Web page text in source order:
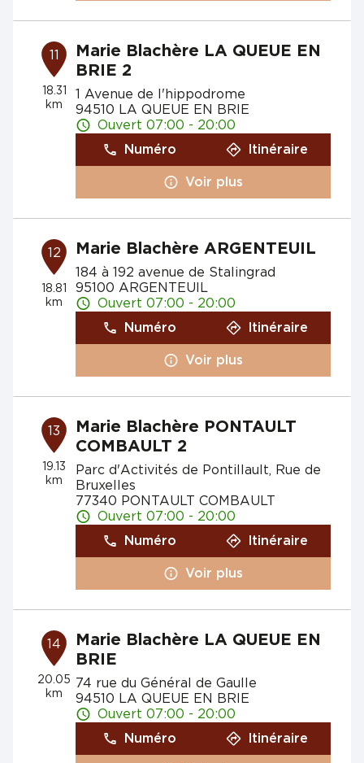
11
18.31
km
Marie Blachère LA QUEUE EN
BRIE 2
1 Avenue de l'hippodrome
94510 LA QUEUE EN BRIE
Ouvert 07:00 - 20:00
Numéro
Itinéraire
Voir plus
12
18.81
km
Marie Blachère ARGENTEUIL
184 à 192 avenue de Stalingrad
95100 ARGENTEUIL
Ouvert 07:00 - 20:00
Numéro
Itinéraire
Voir plus
13
19.13
km
Marie Blachère PONTAULT
COMBAULT 2
Parc d'Activités de Pontillault, Rue de
Bruxelles
77340 PONTAULT COMBAULT
Ouvert 07:00 - 20:00
Numéro
Itinéraire
Voir plus
14
20.05
km
Marie Blachère LA QUEUE EN
BRIE
74 rue du Général de Gaulle
94510 LA QUEUE EN BRIE
Ouvert 07:00 - 20:00
Numéro
Itinéraire